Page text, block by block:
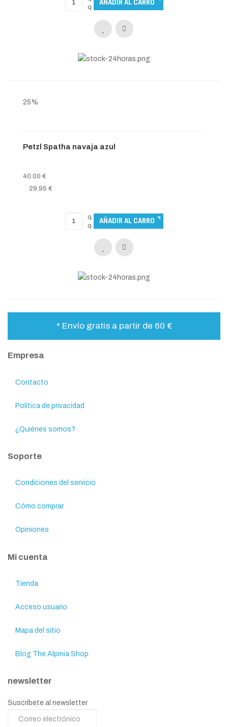
25%
Petzl Spatha navaja azul
40.00 €
29,95 €
* Envío gratis a partir de 60 €
Empresa
Contacto
Política de privacidad
¿Quiénes somos?
Soporte
Condiciones del servicio
Cómo comprar
Opiniones
Mi cuenta
Tienda
Acceso usuario
Mapa del sitio
Blog The Alpinia Shop
newsletter
Suscríbete al newsletter